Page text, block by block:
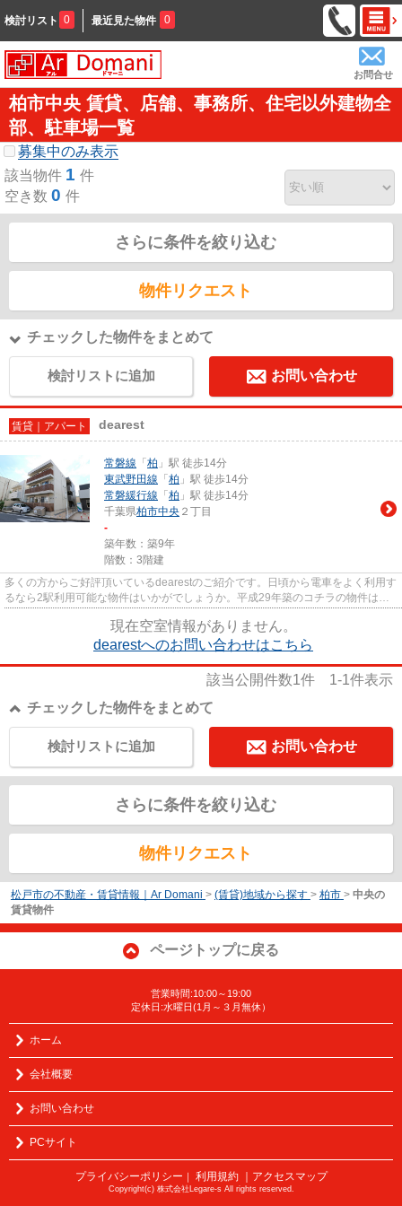
検討リスト 0 最近見た物件 0
お問合せ
柏市中央 賃貸、店舗、事務所、住宅以外建物全
部、駐車場一覧
募集中のみ表示
該当物件 1 件
空き数 0 件
さらに条件を絞り込む
物件リクエスト
チェックした物件をまとめて
検討リストに追加 お問い合わせ
賃貸｜アパート dearest
常磐線 「 柏 」駅 徒歩14分
東武野田線 「 柏 」駅 徒歩14分
常磐緩行線 「 柏 」駅 徒歩14分
千葉県柏市中央 ２丁目
-
築年数：築9年
階数：3階建
多くの方からご好評頂いているdearestのご紹介です。日頃から電車をよく利用す
るなら2駅利用可能な物件はいかがでしょうか。平成29年築のコチラの物件は、
現在空室情報がありません。
dearestへのお問い合わせはこちら
該当公開件数1件 1-1件表示
チェックした物件をまとめて
お問い合わせ
検討リストに追加
さらに条件を絞り込む
物件リクエスト
松戸市の不動産・賃貸情報｜Ar Domani > (賃貸)地域から探す > 柏市 > 中央の
賃貸物件
ページトップに戻る
営業時間:10:00～19:00
定休日:水曜日(1月～３月無休）
ホーム
会社概要
お問い合わせ
PCサイト
プライバシーポリシー ｜ 利用規約 ｜アクセスマップ
Copyright(c) 株式会社Legare-s All rights reserved.